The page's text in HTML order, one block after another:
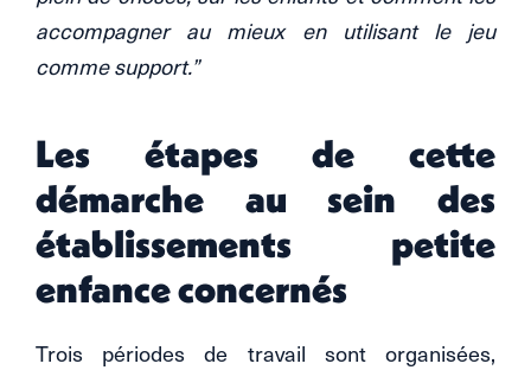
accompagner au mieux en utilisant le jeu
comme support.”
Les étapes de cette
démarche au sein des
établissements petite
enfance concernés
Trois périodes de travail sont organisées,